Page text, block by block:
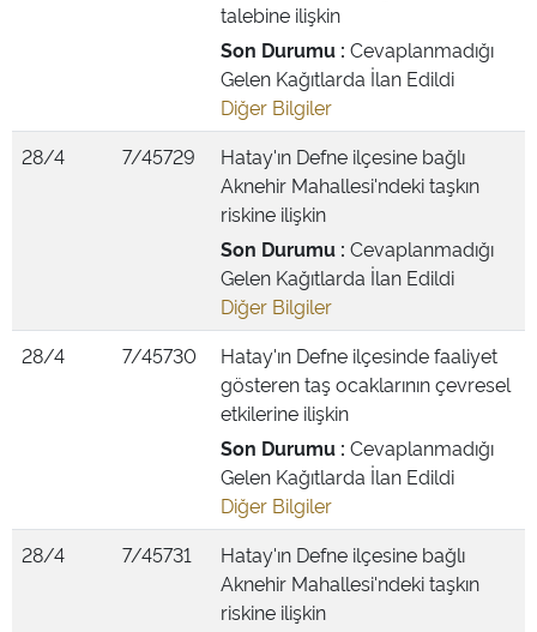
talebine ilişkin
Son Durumu : Cevaplanmadığı
Gelen Kağıtlarda İlan Edildi
Diğer Bilgiler
28/4
7/45729
Hatay'ın Defne ilçesine bağlı
Aknehir Mahallesi'ndeki taşkın
riskine ilişkin
Son Durumu : Cevaplanmadığı
Gelen Kağıtlarda İlan Edildi
Diğer Bilgiler
28/4
7/45730
Hatay'ın Defne ilçesinde faaliyet
gösteren taş ocaklarının çevresel
etkilerine ilişkin
Son Durumu : Cevaplanmadığı
Gelen Kağıtlarda İlan Edildi
Diğer Bilgiler
28/4
7/45731
Hatay'ın Defne ilçesine bağlı
Aknehir Mahallesi'ndeki taşkın
riskine ilişkin